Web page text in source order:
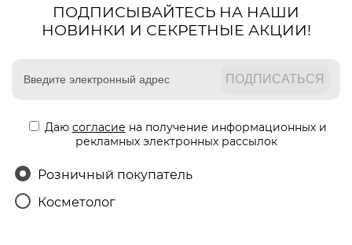
ПОДПИСЫВАЙТЕСЬ НА НАШИ
НОВИНКИ И СЕКРЕТНЫЕ АКЦИИ!
Даю согласие на получение информационных и
рекламных электронных рассылок
Розничный покупатель
Косметолог